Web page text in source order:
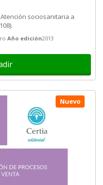
sociosanitaria a
Año edición2013
Nuevo